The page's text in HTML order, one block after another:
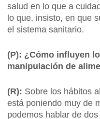
salud en lo que a
lo que, insisto, en que
el sistema sanitario.
(P): ¿Cómo influyen
manipulación de
(R): Sobre los hábitos
está poniendo muy de
podemos hablar de